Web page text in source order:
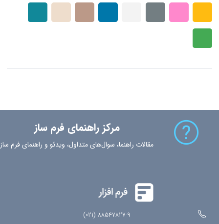
مرکز راهنمای فرم ساز
مقالات راهنما، سوال‌های متداول، ویدئو و راهنمای فرم ساز
88547827-9 (021)